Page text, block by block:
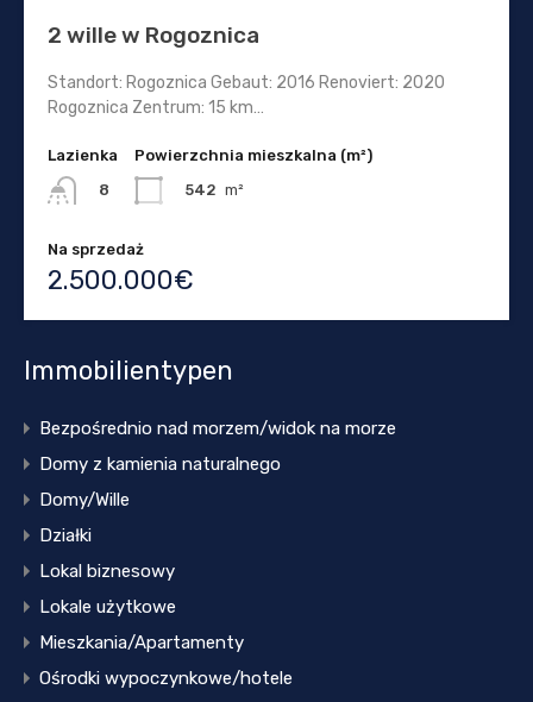
2 wille w Rogoznica
Standort: Rogoznica Gebaut: 2016 Renoviert: 2020
Rogoznica Zentrum: 15 km…
Lazienka
8
Powierzchnia mieszkalna (m²)
542 m²
Na sprzedaż
2.500.000€
Immobilientypen
Bezpośrednio nad morzem/widok na morze
Domy z kamienia naturalnego
Domy/Wille
Działki
Lokal biznesowy
Lokale użytkowe
Mieszkania/Apartamenty
Ośrodki wypoczynkowe/hotele